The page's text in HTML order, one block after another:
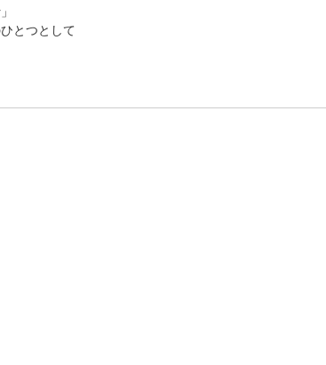
とつとして